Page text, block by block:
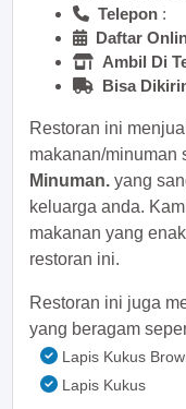
Telepon :
Daftar
Ambil Di
Bisa
Restoran ini
makanan/minuman
Minuman. yang
keluarga anda.
makanan yang
restoran ini.
Restoran ini juga
yang beragam
Lapis Kukus
Lapis Kukus